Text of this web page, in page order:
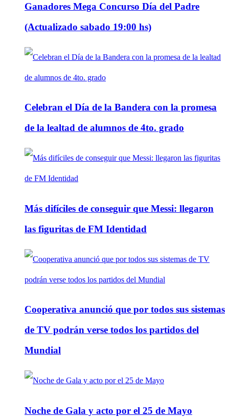
Ganadores Mega Concurso Día del Padre
(Actualizado sabado 19:00 hs)
Celebran el Día de la Bandera con la promesa
de la lealtad de alumnos de 4to. grado
Más difíciles de conseguir que Messi: llegaron
las figuritas de FM Identidad
Cooperativa anunció que por todos sus sistemas
de TV podrán verse todos los partidos del
Mundial
Noche de Gala y acto por el 25 de Mayo